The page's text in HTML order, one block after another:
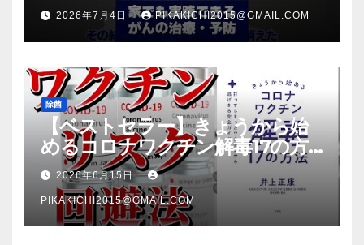
2026年7月4日 PIKAKICHI2015@GMAIL.COM
除菌
【ベストセラー】きょうから始
めるコロナワクチン解毒17の方
法【本要約】
2026年6月15日
PIKAKICHI2015@GMAIL.COM